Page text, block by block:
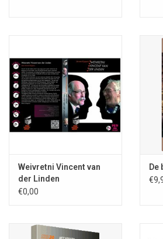
; samengesteld door
& Remco Meisner; Rare Boekjes-
78499-29-9; 355 blz.; 1e druk 2015;
Fantastische Vertellingen;
Linden; omslagontwerp
de gepubliceerden
Auteurs of kunstenaars die materiaal
volgende nummers vanGanymedes
informatie vinden door OP DEZE TEKST te
Terdoopbestellingop 19 september 2014
Weivretni Vincent van
der Linden
€0,00
De